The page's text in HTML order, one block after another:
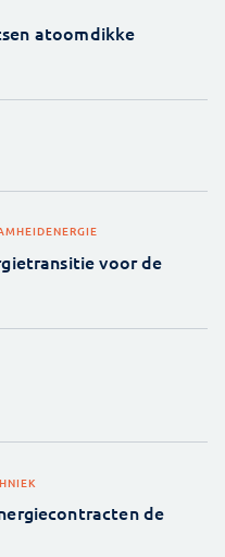
atoomdikke
ENERGIE
voor de
de